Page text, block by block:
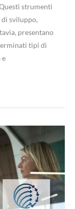
strumenti
sviluppo,
presentano
tipi di
e